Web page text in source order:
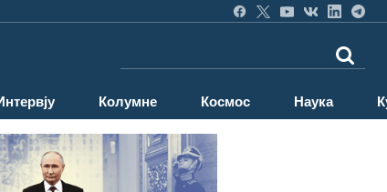
Колумне Космос Наука